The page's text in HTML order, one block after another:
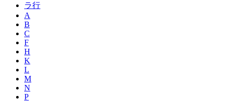
ラ行
A
B
C
F
H
K
L
M
N
P